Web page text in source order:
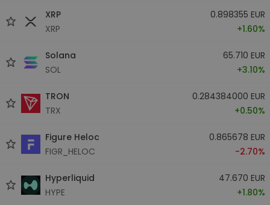
XRP
XRP
0.898355 EUR
+1.60%
Solana
SOL
65.710 EUR
+3.10%
TRON
TRX
0.284384000 EUR
+0.50%
Figure Heloc
FIGR_HELOC
0.865678 EUR
-2.70%
Hyperliquid
HYPE
47.670 EUR
+1.80%